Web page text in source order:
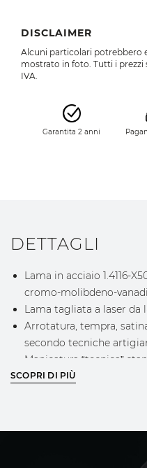
DISCLAIMER
Alcuni particolari potrebbero
mostrato in foto. Tutti i
IVA.
Garantita 2 anni
DETTAGLI
Lama in acciaio 1.4116-
cromo-molibdeno-
Lama tagliata a laser da
Arrotatura, tempra,
secondo tecniche
Manicatura “tecnica”
termoplastico con
Ghiera frontale per un
Ghiera posteriore che
SCOPRI DI PIÙ